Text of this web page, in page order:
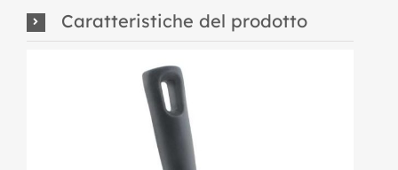
Caratteristiche del prodotto